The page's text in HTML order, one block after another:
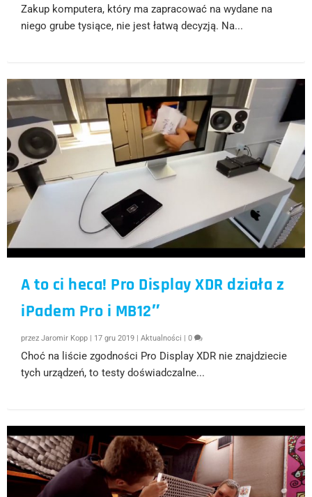
Zakup komputera, który ma zapracować na wydane na
niego grube tysiące, nie jest łatwą decyzją. Na...
A to ci heca! Pro Display XDR działa z
iPadem Pro i MB12″
przezJaromir Kopp | 17 gru 2019 |Aktualności |0
Choć na liście zgodności Pro Display XDR nie znajdziecie
tych urządzeń, to testy doświadczalne...